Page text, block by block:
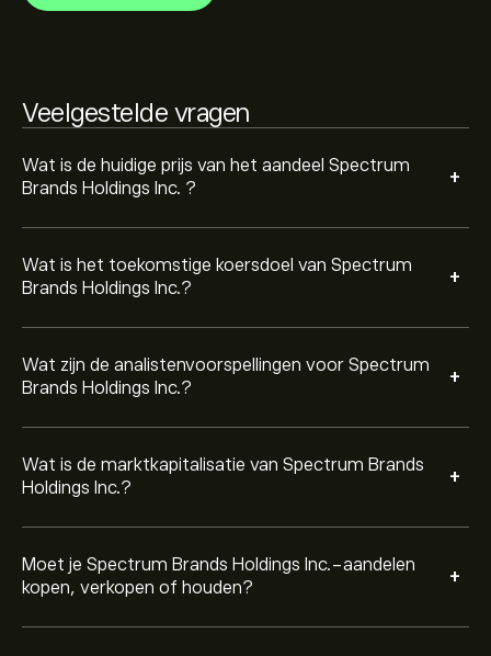
Veelgestelde vragen
Wat is de huidige prijs van het aandeel Spectrum
Brands Holdings Inc. ?
+
Wat is het toekomstige koersdoel van Spectrum
Brands Holdings Inc.?
+
Wat zijn de analistenvoorspellingen voor Spectrum
Brands Holdings Inc.?
+
Wat is de marktkapitalisatie van Spectrum Brands
Holdings Inc.?
+
Moet je Spectrum Brands Holdings Inc.-aandelen
kopen, verkopen of houden?
+
Gebaseerd op aanbevelingen van 3 analisten voor SPB
Matige buy.